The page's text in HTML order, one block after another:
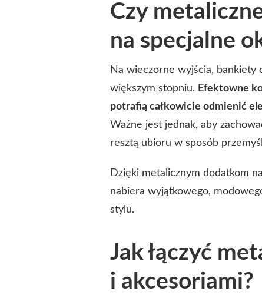
Czy
na specjalne
Na wieczorne wyjścia, bankiety
większym stopniu. Efektowne
potrafią całkowicie odmienić
Ważne jest jednak, aby
resztą ubioru w sposób
Dzięki metalicznym dodatkom
nabiera wyjątkowego,
stylu.
Jak łączyć
i akcesoriami?